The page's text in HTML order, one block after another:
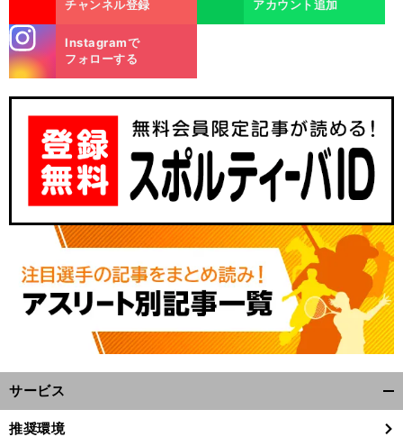
最
" 来
』
前
へ
チャンネル登録 アカウント追加
m
Instagramで
フォローする
サービス
閉
推奨環境